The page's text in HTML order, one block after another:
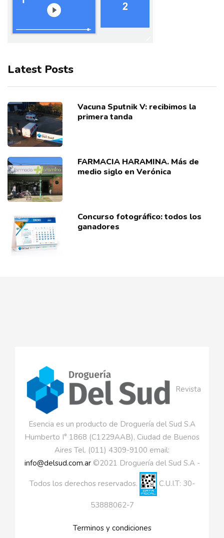
Latest Posts
Vacuna Sputnik V: recibimos la
primera tanda
FARMACIA HARAMINA. Más de
medio siglo en Verónica
Concurso fotográfico: todos los
ganadores
Revista
Esencia es un producto de Droguería del Sud S.A
Humberto I° 1868 (C1229AAB), Ciudad de Buenos
Aires Tel. (011) 4309-9100 email:
info@delsud.com.ar©2021 Droguería del Sud S.A -
Todos los derechos reservados. C.U.I.T: 30-
53888062-7
Terminos y condiciones